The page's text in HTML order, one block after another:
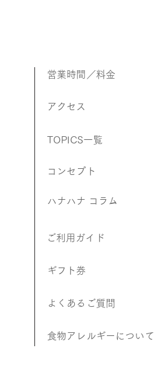
​ご利用ガイド
営業時間／料金
TOPICS一覧
コンセプト
ハナハナ コラム
ギフト券
よくあるご質問
食物アレルギーについて
アクセス